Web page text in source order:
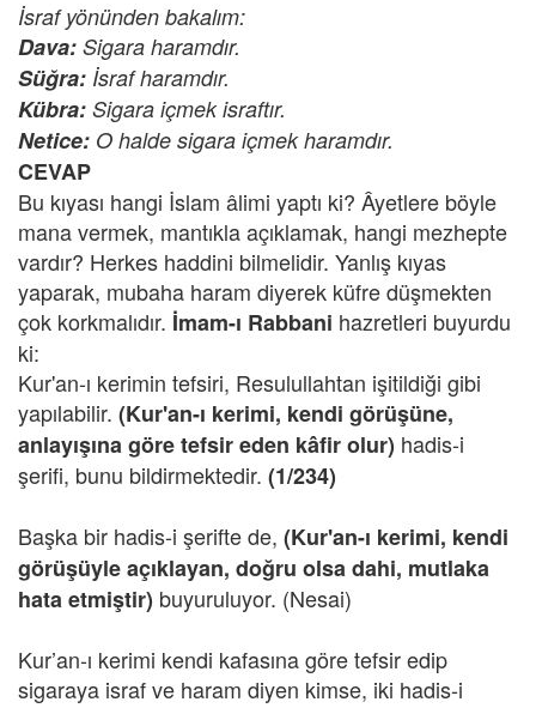
İsraf yönünden bakalım:
Dava: Sigara haramdır.
Süğra: İsraf haramdır.
Kübra: Sigara içmek israftır.
Netice: O halde sigara içmek haramdır.
CEVAP
Bu kıyası hangi İslam âlimi yaptı ki? Âyetlere böyle
mana vermek, mantıkla açıklamak, hangi mezhepte
vardır? Herkes haddini bilmelidir. Yanlış kıyas
yaparak, mubaha haram diyerek küfre düşmekten
çok korkmalıdır. İmam-ı Rabbani hazretleri buyurdu
ki:
Kur'an-ı kerimin tefsiri, Resulullahtan işitildiği gibi
yapılabilir. (Kur'an-ı kerimi, kendi görüşüne,
anlayışına göre tefsir eden kâfir olur) hadis-i
şerifi, bunu bildirmektedir. (1/234)
Başka bir hadis-i şerifte de, (Kur'an-ı kerimi, kendi
görüşüyle açıklayan, doğru olsa dahi, mutlaka
hata etmiştir) buyuruluyor. (Nesai)
Kur’an-ı kerimi kendi kafasına göre tefsir edip
sigaraya israf ve haram diyen kimse, iki hadis-i